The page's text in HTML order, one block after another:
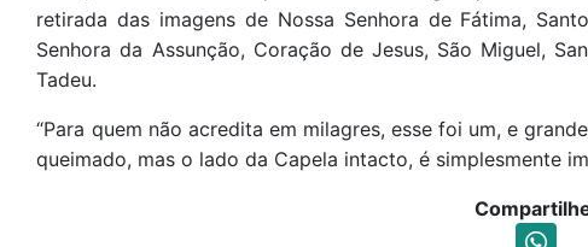
retirada das imagens de Nossa Senhora de Fátima,
Senhora da Assunção, Coração de Jesus, São Miguel,
Tadeu.
“Para quem não acredita em milagres, esse foi um, e
queimado, mas o lado da Capela intacto, é simplesmente